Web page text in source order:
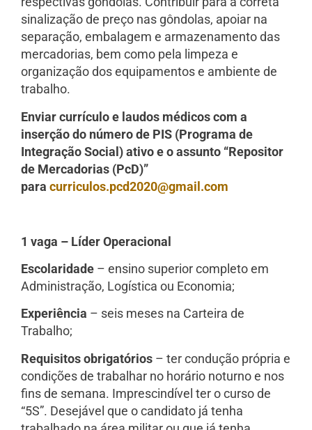
sinalização de preço nas gôndolas, apoiar na
separação, embalagem e armazenamento das
mercadorias, bem como pela limpeza e
organização dos equipamentos e ambiente de
trabalho.
Enviar currículo e laudos médicos com a
inserção do número de PIS (Programa de
Integração Social) ativo e o assunto “Repositor
de Mercadorias (PcD)”
para curriculos.pcd2020@gmail.com
1 vaga – Líder Operacional
Escolaridade – ensino superior completo em
Administração, Logística ou Economia;
Experiência – seis meses na Carteira de
Trabalho;
Requisitos obrigatórios – ter condução própria e
condições de trabalhar no horário noturno e nos
fins de semana. Imprescindível ter o curso de
“5S”. Desejável que o candidato já tenha